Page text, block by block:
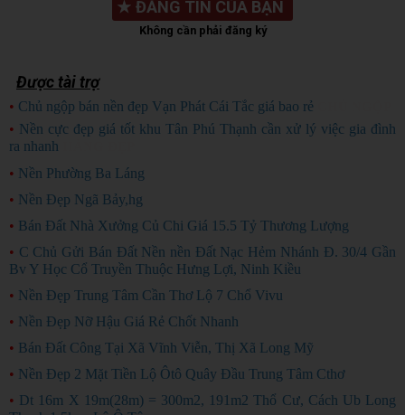
★ ĐĂNG TIN CỦA BẠN
Không cần phải đăng ký
Được tài trợ
• Chủ ngộp bán nền đẹp Vạn Phát Cái Tắc giá bao rẻ
• Nền cực đẹp giá tốt khu Tân Phú Thạnh cần xử lý việc gia đình
ra nhanh
• Nền Phường Ba Láng
• Nền Đẹp Ngã Bảy,hg
• Bán Đất Nhà Xưởng Củ Chi Giá 15.5 Tỷ Thương Lượng
• C Chủ Gửi Bán Đất Nền nền Đất Nạc Hẻm Nhánh Đ. 30/4 Gần
Bv Y Học Cổ Truyền Thuộc Hưng Lợi, Ninh Kiều
• Nền Đẹp Trung Tâm Cần Thơ Lộ 7 Chổ Vivu
• Nền Đẹp Nỡ Hậu Giá Rẻ Chốt Nhanh
• Bán Đất Công Tại Xã Vĩnh Viễn, Thị Xã Long Mỹ
• Nền Đẹp 2 Mặt Tiền Lộ Ôtô Quây Đầu Trung Tâm Cthơ
• Dt 16m X 19m(28m) = 300m2, 191m2 Thổ Cư, Cách Ub Long